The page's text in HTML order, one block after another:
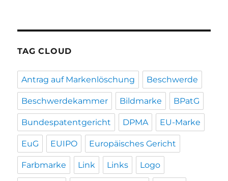
TAG CLOUD
Antrag auf Markenlöschung Beschwerde
Beschwerdekammer Bildmarke BPatG
Bundespatentgericht DPMA EU-Marke
EuG EUIPO Europäisches Gericht
Farbmarke Link Links Logo